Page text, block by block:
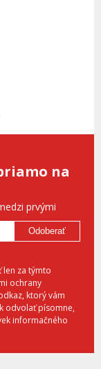
na
prvými
Odoberať
len za týmto
ochrany
ktorý vám
odvolať písomne,
informačného